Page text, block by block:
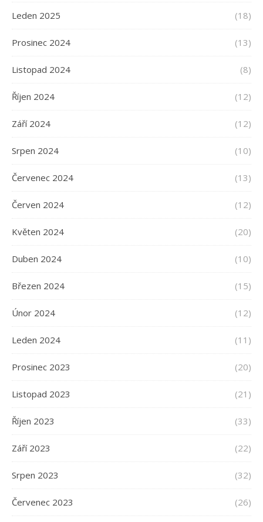
Leden 2025 (18)
Prosinec 2024 (13)
Listopad 2024 (8)
Říjen 2024 (12)
Září 2024 (12)
Srpen 2024 (10)
Červenec 2024 (13)
Červen 2024 (12)
Květen 2024 (20)
Duben 2024 (10)
Březen 2024 (15)
Únor 2024 (12)
Leden 2024 (11)
Prosinec 2023 (20)
Listopad 2023 (21)
Říjen 2023 (33)
Září 2023 (22)
Srpen 2023 (32)
Červenec 2023 (26)